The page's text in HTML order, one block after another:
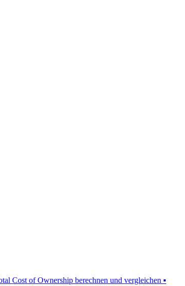
Cost of Ownership berechnen und vergleichen ▪